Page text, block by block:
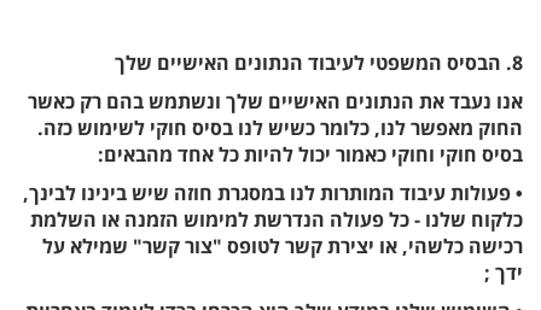
8. הבסיס המשפטי לעיבוד הנתונים האישיים שלך
אנו נעבד את הנתונים האישיים שלך ונשתמש בהם רק כאשר
החוק מאפשר לנו, כלומר כשיש לנו בסיס חוקי לשימוש כזה.
בסיס חוקי וחוקי כאמור יכול להיות כל אחד מהבאים:
• פעולות עיבוד המותרות לנו במסגרת חוזה שיש בינינו לבינך,
כלקוח שלנו - כל פעולה הנדרשת למימוש הזמנה או השלמת
רכישה כלשהי, או יצירת קשר לטופס "צור קשר" שמילא על
ידך ;